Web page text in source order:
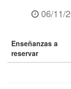
06/11/
Enseñanzas a
reservar